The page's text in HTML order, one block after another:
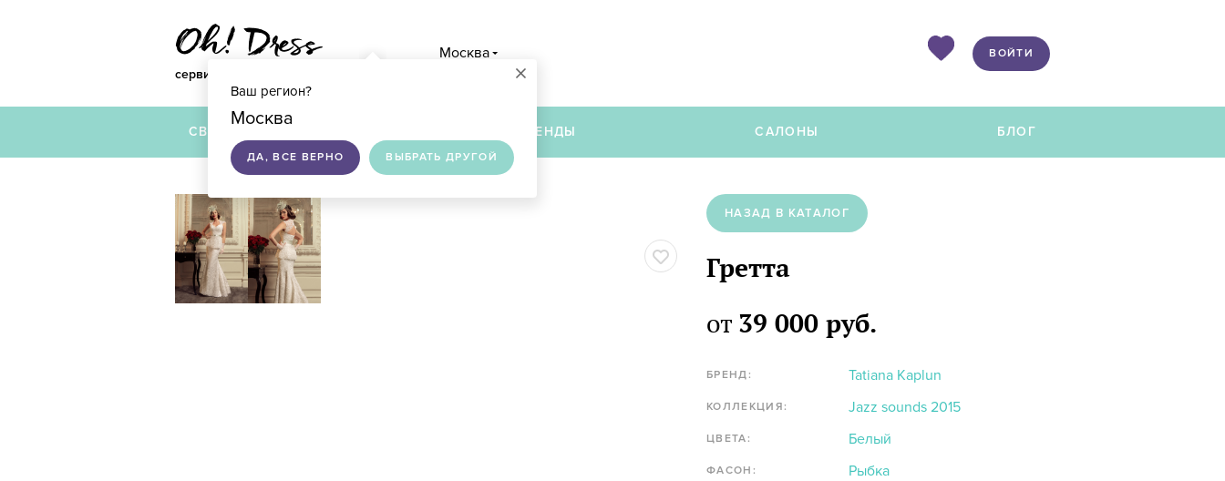
сервис по подбору свадебных платьев
Москва
×
Ваш регион?
Москва
ДА, ВСЕ ВЕРНО ВЫБРАТЬ ДРУГОЙ
ВОЙТИ
СВАДЕБНЫЕ ПЛАТЬЯ БРЕНДЫ САЛОНЫ БЛОГ
НАЗАД В КАТАЛОГ
Гретта
от 39 000 руб.
БРЕНД: Tatiana Kaplun
КОЛЛЕКЦИЯ: Jazz sounds 2015
ЦВЕТА: Белый
ФАСОН: Рыбка